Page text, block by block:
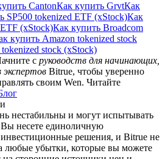
CantonКак купить GrvtКак
SP500 tokenized ETF (xStock)Как
(xStock)Как купить Broadcom
купить Amazon tokenized stock
stock (xStock)
с руководств для начинающих,
экспертов Bitrue, чтобы уверенно
своим Wen. Читайте
нестабильны и могут испытывать
несете единоличную
инвестиционные решения, и Bitrue не
любые убытки, которые вы можете